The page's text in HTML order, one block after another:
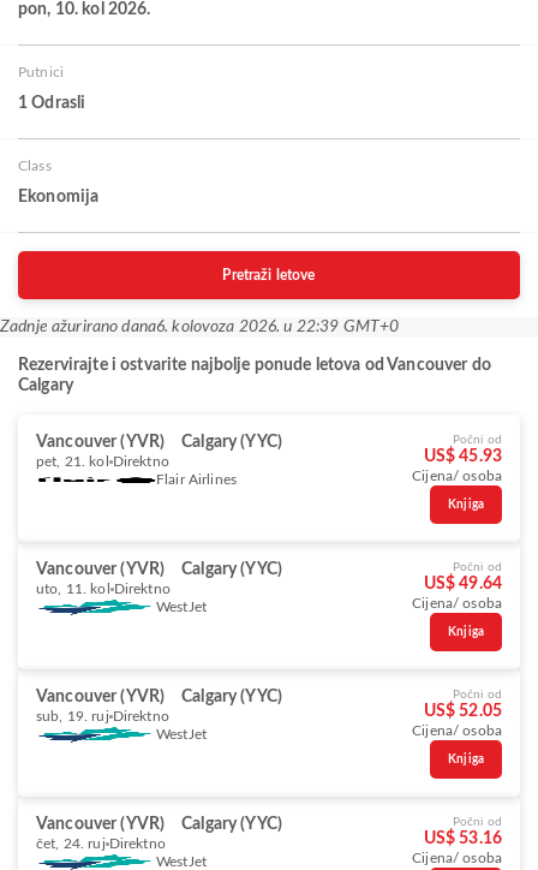
pon, 10. kol 2026.
Putnici
1 Odrasli
Class
Ekonomija
Pretraži letove
Zadnje ažurirano dana6. kolovoza 2026. u 22:39 GMT+0
Rezervirajte i ostvarite najbolje ponude letova od Vancouver do
Calgary
Vancouver (YVR) Calgary (YYC)
pet, 21. kol Direktno
Flair Airlines
Počni od
US$ 45.93
Cijena/ osoba
Knjiga
Vancouver (YVR) Calgary (YYC)
uto, 11. kol Direktno
WestJet
Počni od
US$ 49.64
Cijena/ osoba
Knjiga
Vancouver (YVR) Calgary (YYC)
sub, 19. ruj Direktno
WestJet
Počni od
US$ 52.05
Cijena/ osoba
Knjiga
Vancouver (YVR) Calgary (YYC)
čet, 24. ruj Direktno
WestJet
Počni od
US$ 53.16
Cijena/ osoba